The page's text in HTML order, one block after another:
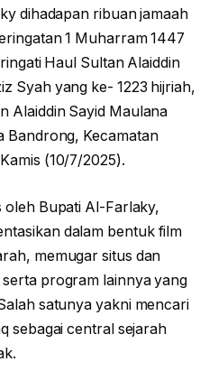
dihadapan ribuan jamaah
1 Muharram 1447
Haul Sultan Alaiddin
Syah yang ke- 1223 hijriah,
Alaiddin Sayid Maulana
Bandrong, Kecamatan
(10/7/2025).
oleh Bupati Al-Farlaky,
dalam bentuk film
memugar situs dan
program lainnya yang
satunya yakni mencari
sebagai central sejarah